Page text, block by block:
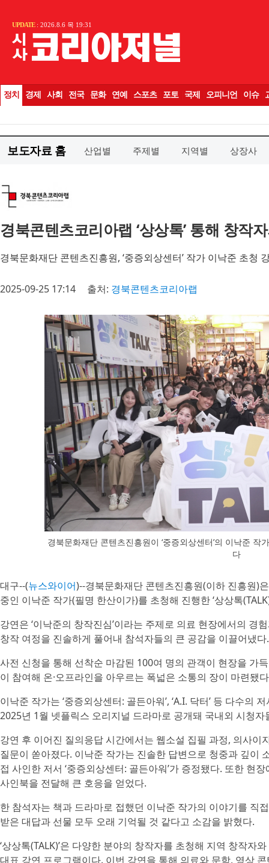
보도자료 홈 산업별 주제별 지역별 상장사
경북콘텐츠코리아랩 ‘상상톡’ 통해 창작
경북문화재단 콘텐츠진흥원, ‘중증외상센터’ 작가 이낙준 초청
2025-09-25 17:14 출처: 경북콘텐츠코리아랩
경북문화재단 콘텐츠진흥원이 ‘중증외상센터’의 이낙준 작
다
대구--(뉴스와이어)--경북문화재단 콘텐츠진흥원(이하 진흥원)
중인 이낙준 작가(필명 한산이가)를 초청해 진행한 ‘상상톡
강연은 ‘이낙준의 창작진심’이라는 주제로 의료 현장에서의 경
창작 여정을 진솔하게 풀어내 참석자들의 큰 공감을 이끌어냈다.
사전 신청을 통해 선착순 마감된 100여 명의 관객이 현장을 가
이 참여해 온·오프라인을 아우르는 폭넓은 소통의 장이 마련됐
이낙준 작가는 ‘중증외상센터: 골든아워’, ‘A.I. 닥터’ 등 다수의
2025년 1월 넷플릭스 오리지널 드라마로 공개돼 국내외 시청
강연 후 이어진 질의응답 시간에서는 웹소설 집필 과정, 의사
질문이 쏟아졌다. 이낙준 작가는 진솔한 답변으로 청중과 깊이
접 사인한 저서 ‘중증외상센터: 골든아워’가 증정됐다. 또한 현
사인북을 전달해 큰 호응을 얻었다.
한 참석자는 책과 드라마로 접했던 이낙준 작가의 이야기를 직
받은 대답과 선물 모두 오래 기억될 것 같다고 소감을 밝혔다.
‘상상톡(TALK)’은 다양한 분야의 창작자를 초청해 지역 창작자
대표 강연 프로그램이다. 이번 강연을 통해 의료와 문학, 영상